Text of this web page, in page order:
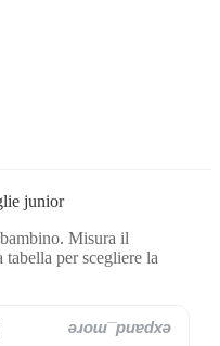
Misura il
per scegliere la
expand_more